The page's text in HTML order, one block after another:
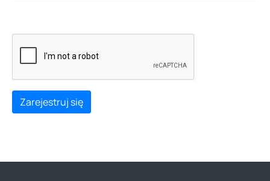
Zarejestruj się